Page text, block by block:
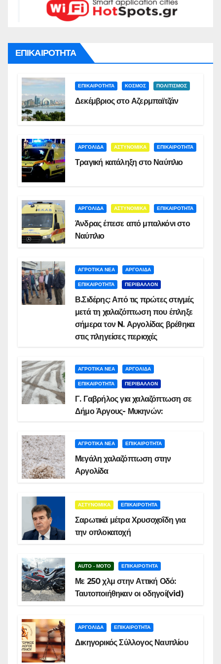
ΕΠΙΚΑΙΡΟΤΗΤΑ
ΕΠΙΚΑΙΡΟΤΗΤΑ ΚΟΣΜΟΣ ΠΟΛΙΤΙΣΜΟΣ
Δεκέμβριος στο Αζερμπαϊτζάν
ΑΡΓΟΛΙΔΑ ΑΣΤΥΝΟΜΙΚΑ ΕΠΙΚΑΙΡΟΤΗΤΑ
Τραγική κατάληξη στο Ναύπλιο
ΑΡΓΟΛΙΔΑ ΑΣΤΥΝΟΜΙΚΑ ΕΠΙΚΑΙΡΟΤΗΤΑ
Άνδρας έπεσε από μπαλκόνι στο
Ναύπλιο
ΑΓΡΟΤΙΚΑ ΝΕΑ ΑΡΓΟΛΙΔΑ
ΕΠΙΚΑΙΡΟΤΗΤΑ ΠΕΡΙΒΑΛΛΟΝ
Β.Σιδέρης: Από τις πρώτες στιγμές
μετά τη χαλαζόπτωση που έπληξε
σήμερα τον N. Αργολίδας βρέθηκα
στις πληγείσες περιοχές
ΑΓΡΟΤΙΚΑ ΝΕΑ ΑΡΓΟΛΙΔΑ
ΕΠΙΚΑΙΡΟΤΗΤΑ ΠΕΡΙΒΑΛΛΟΝ
Γ. Γαβρήλος για χαλαζόπτωση σε
Δήμο Άργους- Μυκηνών:
ΑΓΡΟΤΙΚΑ ΝΕΑ ΕΠΙΚΑΙΡΟΤΗΤΑ
Μεγάλη χαλαζόπτωση στην
Αργολίδα
ΑΣΤΥΝΟΜΙΚΑ ΕΠΙΚΑΙΡΟΤΗΤΑ
Σαρωτικά μέτρα Χρυσοχοΐδη για
την οπλοκατοχή
AUTO - MOTO ΕΠΙΚΑΙΡΟΤΗΤΑ
Με 250 χλμ στην Αττική Οδό:
Ταυτοποιήθηκαν οι οδηγοί(vid)
ΑΡΓΟΛΙΔΑ ΕΠΙΚΑΙΡΟΤΗΤΑ
Δικηγορικός Σύλλογος Ναυπλίου